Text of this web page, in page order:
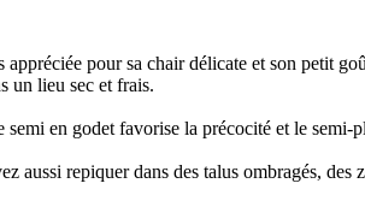
pour sa chair délicate et son petit
un lieu sec et frais.
en godet favorise la précocité et le semi-
aussi repiquer dans des talus ombragés,